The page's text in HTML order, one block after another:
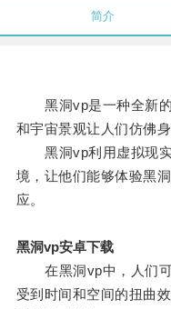
简介
黑洞vp是一种全新的
和宇宙景观让人们仿佛
黑洞vp利用虚拟现实
境，让他们能够体验黑
应。
黑洞vp安卓下载
在黑洞vp中，人们可
受到时间和空间的扭曲